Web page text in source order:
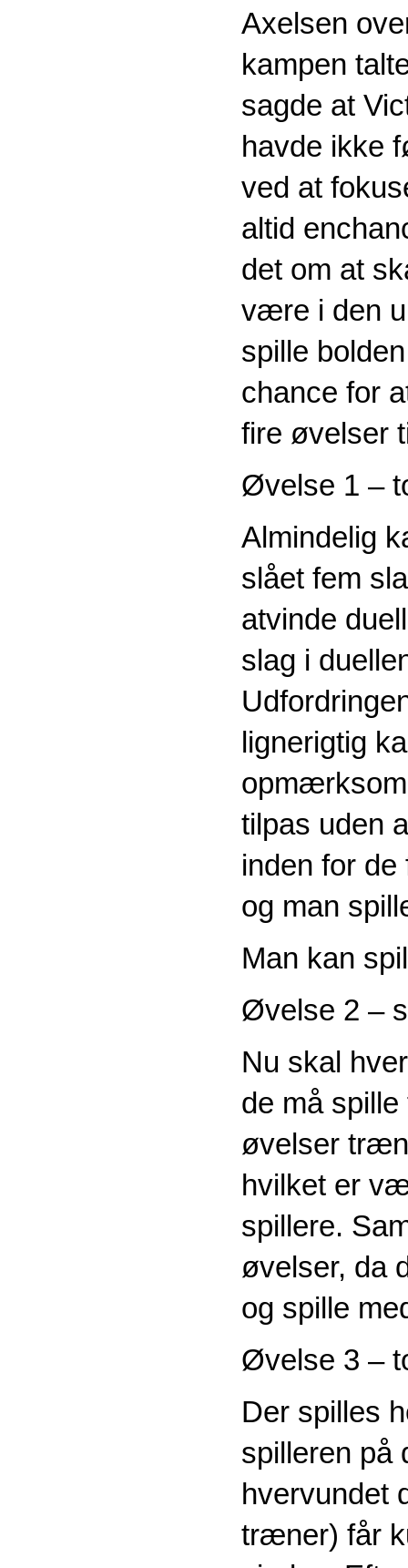
Axelsen
kampen
sagde at
havde ikke
ved at
altid
det om at
være i den
spille
chance for
fire øvelser
Øvelse 1 –
Almindelig
slået fem
atvinde
slag i
lignerigtig
tilpas uden
inden for
og man
Man kan
Øvelse 2 –
Nu skal
de må
øvelser
hvilket er
spillere.
øvelser, da
og spille
Øvelse 3 –
Der spilles
spilleren på
hvervundet
træner) får